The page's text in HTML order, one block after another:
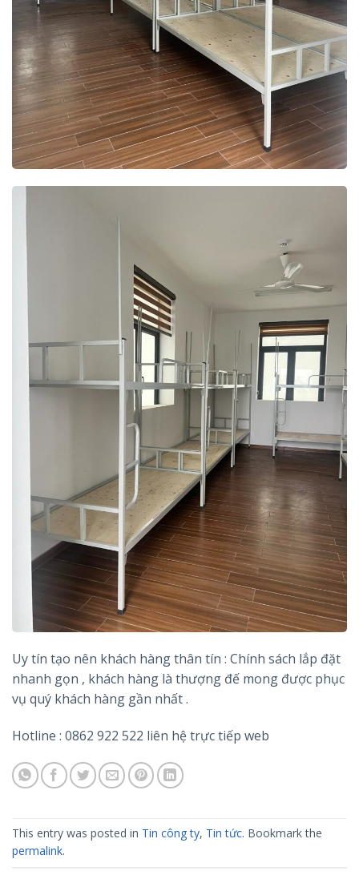
Uy tín tạo nên khách hàng thân tín : Chính sách lắp đặt
nhanh gọn , khách hàng là thượng đế mong được phục
vụ quý khách hàng gần nhất .
Hotline : 0862 922 522 liên hệ trực tiếp web
This entry was posted in Tin công ty, Tin tức. Bookmark the
permalink.